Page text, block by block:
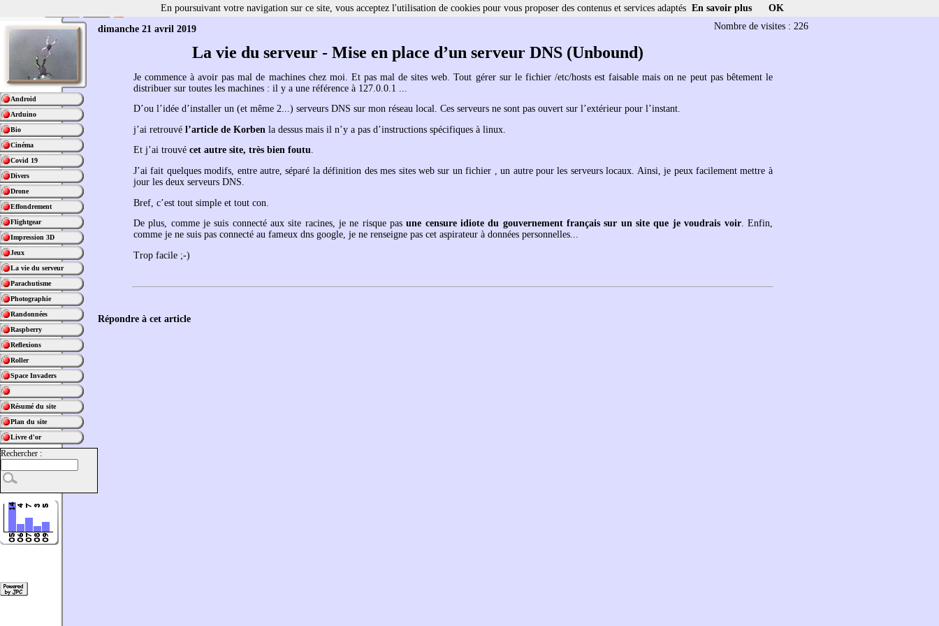
Android
Arduino
Bio
Cinéma
Covid 19
Divers
Drone
Effondrement
Flightgear
Impression 3D
Jeux
La vie du serveur
Parachutisme
Photographie
Randonnées
Raspberry
Reflexions
Roller
Space Invaders
Résumé du site
Plan du site
Livre d'or
Rechercher :
dimanche 21 avril 2019 Nombre de visites : 226
La vie du serveur - Mise en place d’un serveur DNS (Unbound)
Je commence à avoir pas mal de machines chez moi. Et pas mal de sites web. Tout gérer sur le fichier /etc/hosts est faisable mais on ne peut pas bêtement le
distribuer sur toutes les machines : il y a une référence à 127.0.0.1 ...
D’ou l’idée d’installer un (et même 2...) serveurs DNS sur mon réseau local. Ces serveurs ne sont pas ouvert sur l’extérieur pour l’instant.
j’ai retrouvé l’article de Korben la dessus mais il n’y a pas d’instructions spécifiques à linux.
Et j’ai trouvé cet autre site, très bien foutu.
J’ai fait quelques modifs, entre autre, séparé la définition des mes sites web sur un fichier , un autre pour les serveurs locaux. Ainsi, je peux facilement mettre à
jour les deux serveurs DNS.
Bref, c’est tout simple et tout con.
De plus, comme je suis connecté aux site racines, je ne risque pasune censure idiote du gouvernement français sur un site que je voudrais voir. Enfin,
comme je ne suis pas connecté au fameux dns google, je ne renseigne pas cet aspirateur à données personnelles...
Trop facile ;-)
Répondre à cet article
En poursuivant votre navigation sur ce site, vous acceptez l'utilisation de cookies pour vous proposer des contenus et services adaptés En savoir plus OK